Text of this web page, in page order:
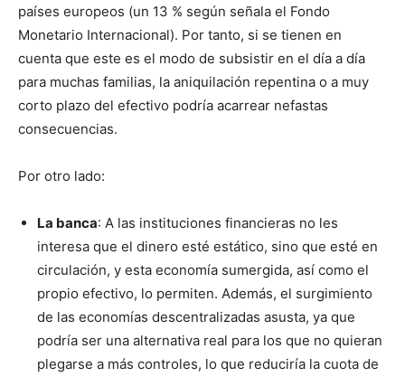
países europeos (un 13 % según señala el Fondo
Monetario Internacional). Por tanto, si se tienen en
cuenta que este es el modo de subsistir en el día a día
para muchas familias, la aniquilación repentina o a muy
corto plazo del efectivo podría acarrear nefastas
consecuencias.
Por otro lado:
La banca: A las instituciones financieras no les
interesa que el dinero esté estático, sino que esté en
circulación, y esta economía sumergida, así como el
propio efectivo, lo permiten. Además, el surgimiento
de las economías descentralizadas asusta, ya que
podría ser una alternativa real para los que no quieran
plegarse a más controles, lo que reduciría la cuota de